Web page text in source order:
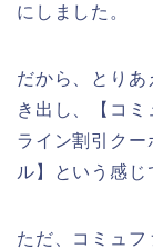
にしました。
だから、とり
き出し、【コ
ライン割引ク
ル】という感じ
ただ、コミュ